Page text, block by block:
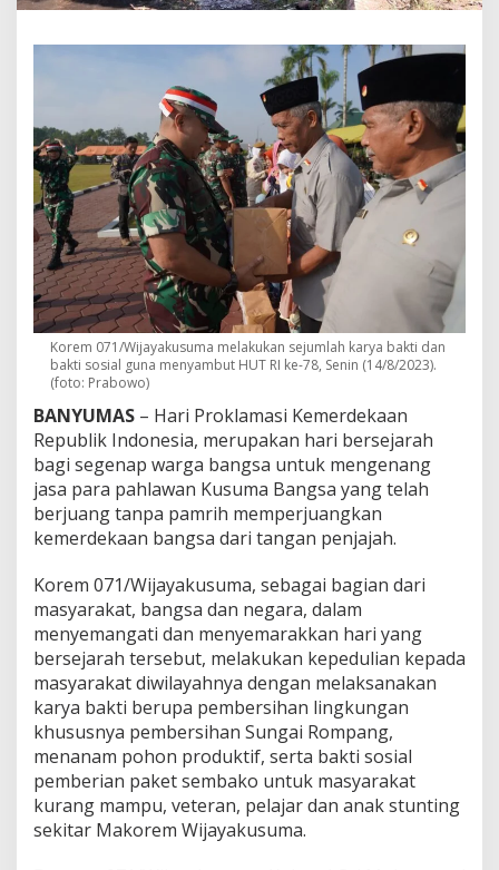
b
t
U
T
R
I
K
e
-
7
,
K
o
r
e
m
i
a
y
a
k
u
s
m
a
L
a
k
u
k
a
n
I
n
i
Korem 071/Wijayakusuma melakukan sejumlah karya bakti dan
bakti sosial guna menyambut HUT RI ke-78, Senin (14/8/2023).
(foto: Prabowo)
BANYUMAS – Hari Proklamasi Kemerdekaan
Republik Indonesia, merupakan hari bersejarah
bagi segenap warga bangsa untuk mengenang
jasa para pahlawan Kusuma Bangsa yang telah
berjuang tanpa pamrih memperjuangkan
kemerdekaan bangsa dari tangan penjajah.
Korem 071/Wijayakusuma, sebagai bagian dari
masyarakat, bangsa dan negara, dalam
menyemangati dan menyemarakkan hari yang
bersejarah tersebut, melakukan kepedulian kepada
masyarakat diwilayahnya dengan melaksanakan
karya bakti berupa pembersihan lingkungan
khususnya pembersihan Sungai Rompang,
menanam pohon produktif, serta bakti sosial
pemberian paket sembako untuk masyarakat
kurang mampu, veteran, pelajar dan anak stunting
sekitar Makorem Wijayakusuma.